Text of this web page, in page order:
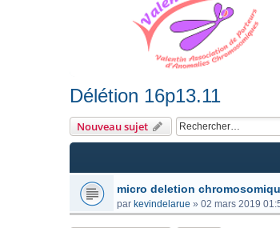
Délétion 16p13.11
Nouveau sujet
micro deletion
par kevindelarue » 02 mars 2019